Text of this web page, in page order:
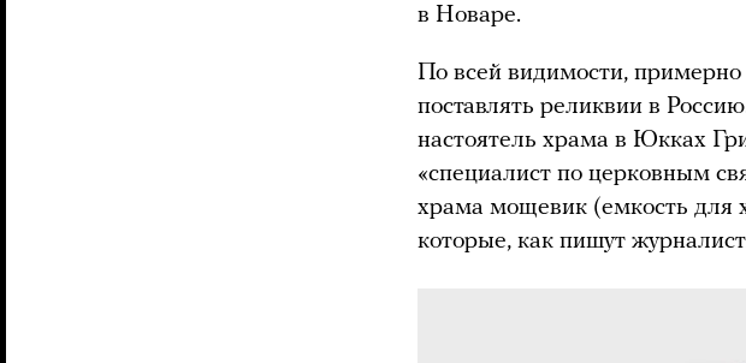
в Новаре.
По всей видимости,
поставлять реликвии в
настоятель храма в Юкках
«специалист по церковным
храма мощевик (емкость для
которые, как пишут